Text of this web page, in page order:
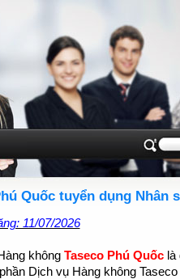
Quốc tuyển dụng Nhân
11/07/2026
khôngTaseco Phú Quốc
Dịch vụ Hàng không Taseco